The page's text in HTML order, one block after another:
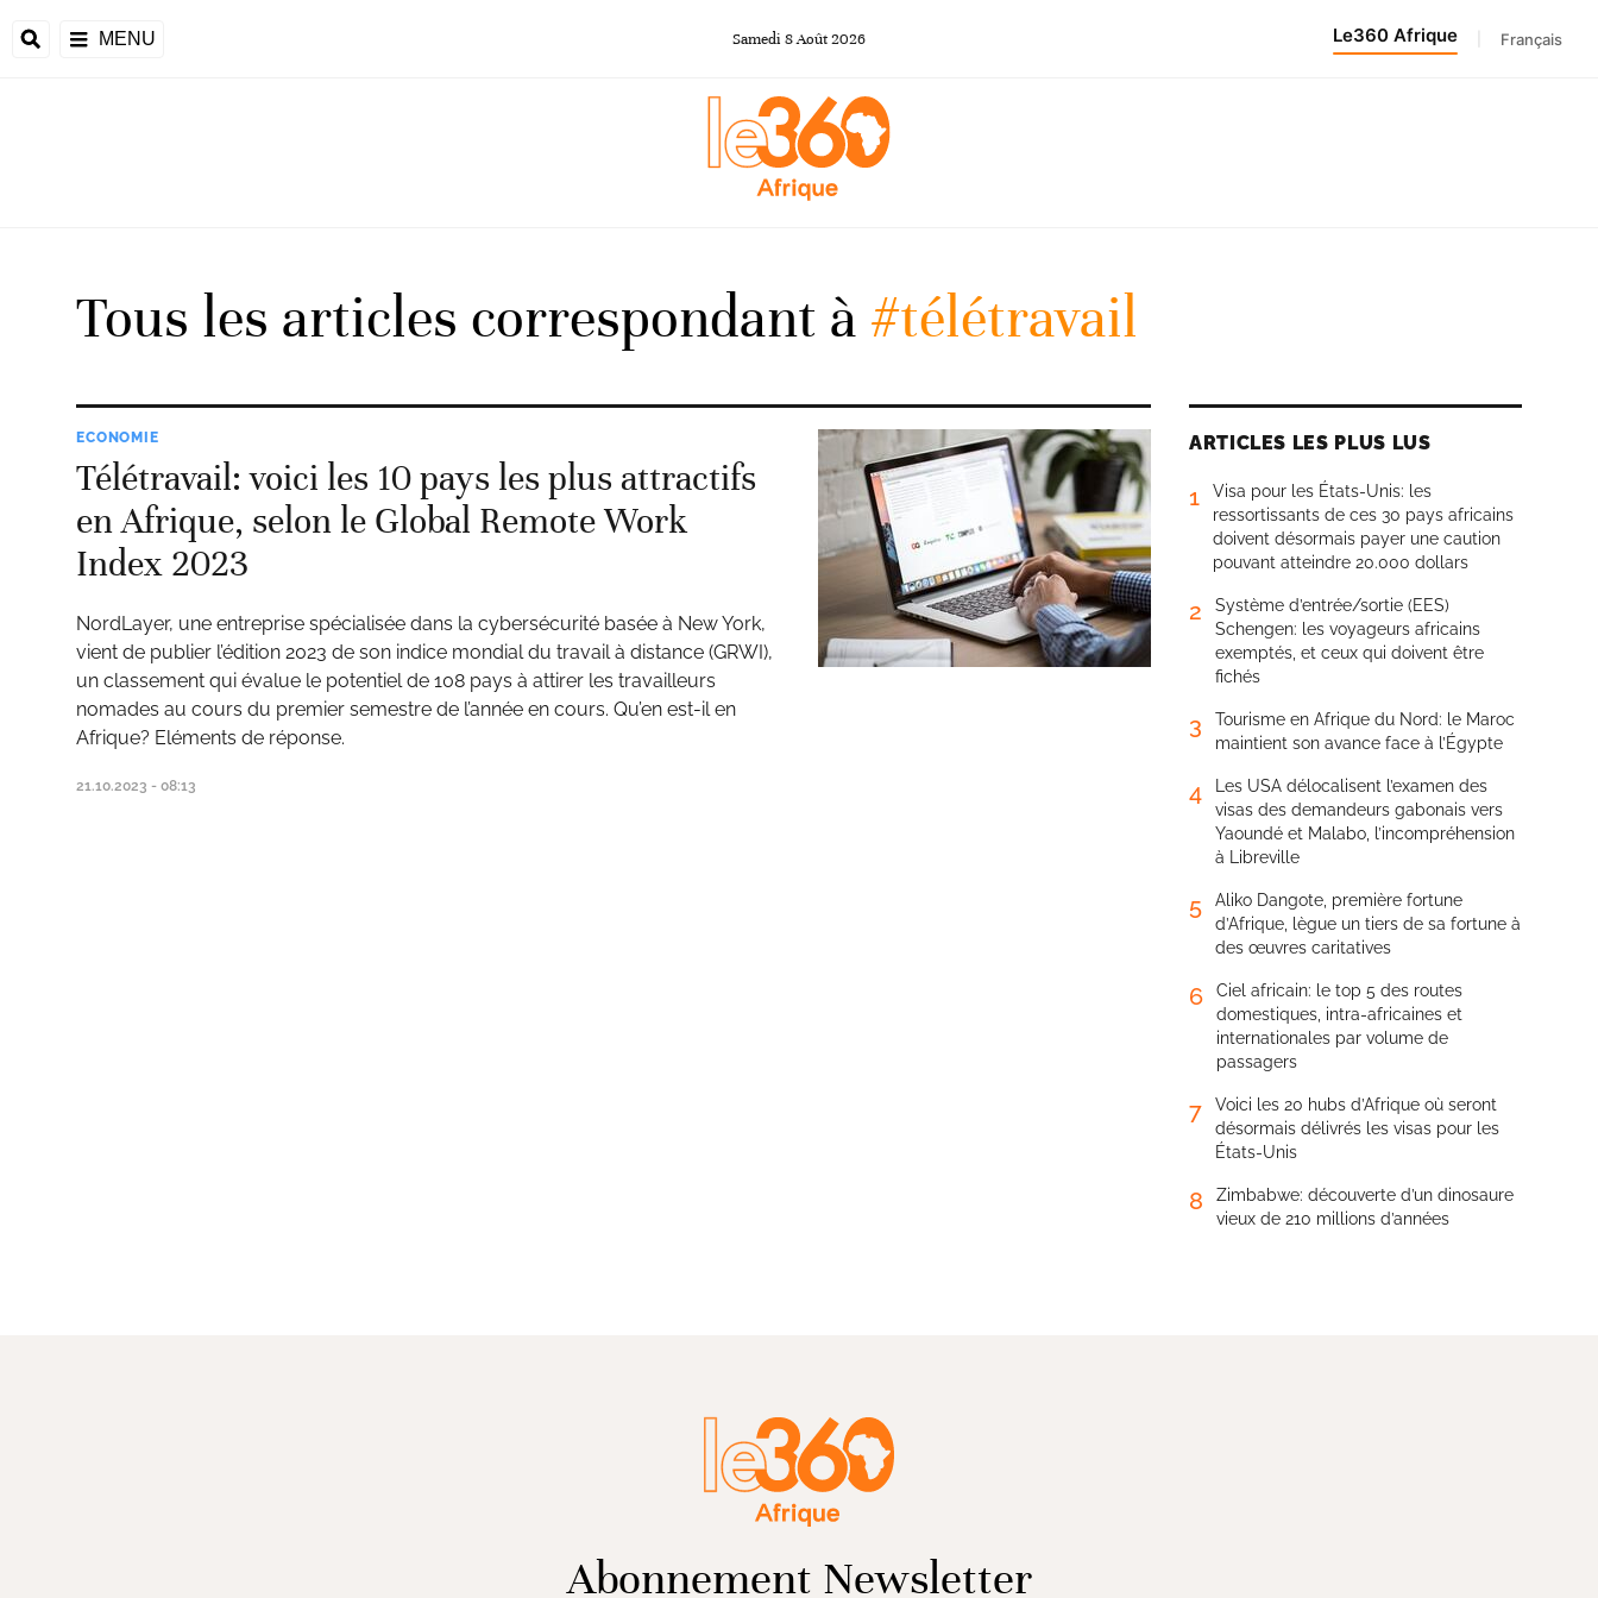
MENU Samedi 8Août2026 Le360 Afrique Français
du
Tous les articles correspondant à #télétravail
ECONOMIE
Télétravail: voici les 10 pays les plus attractifs
en Afrique, selon le Global Remote Work
Index 2023
NordLayer, une entreprise spécialisée dans la cybersécurité basée à New York,
vient de publier l’édition 2023 de son indice mondial du travail à distance (GRWI),
un classement qui évalue le potentiel de 108 pays à attirer les travailleurs
nomades au cours du premier semestre de l’année en cours. Qu’en est-il en
Afrique? Eléments de réponse.
21.10.2023 - 08:13
ARTICLES LES PLUS LUS
1
Visa pour les États-Unis: les
ressortissants de ces 30 pays africains
doivent désormais payer une caution
pouvant atteindre 20.000 dollars
2
Système d’entrée/sortie (EES)
Schengen: les voyageurs africains
exemptés, et ceux qui doivent être
fichés
3
Tourisme en Afrique du Nord: le Maroc
maintient son avance face à l’Égypte
4
Les USA délocalisent l’examen des
visas des demandeurs gabonais vers
Yaoundé et Malabo, l’incompréhension
à Libreville
5
Aliko Dangote, première fortune
d’Afrique, lègue un tiers de sa fortune à
des œuvres caritatives
6
Ciel africain: le top 5 des routes
domestiques, intra-africaines et
internationales par volume de
passagers
7
Voici les 20 hubs d’Afrique où seront
désormais délivrés les visas pour les
États-Unis
8
Zimbabwe: découverte d’un dinosaure
vieux de 210 millions d’années
Abonnement Newsletter